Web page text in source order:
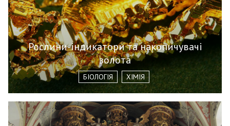
Рослини-індикатори та накопичувачі
золота
БІОЛОГІЯ ХІМІЯ